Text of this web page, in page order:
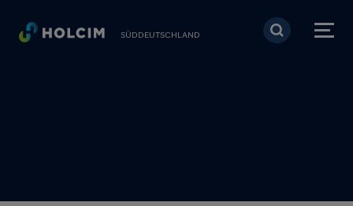
Direkt zum Inhalt
SÜDDEUTSCHLAND